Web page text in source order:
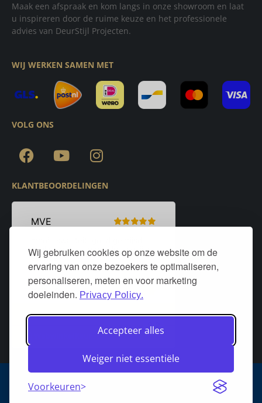
Wij gebruiken cookies op onze website om de
ervaring van onze bezoekers te optimaliseren,
personaliseren, meten en voor marketing
doeleinden. Privacy Policy.
Accepteer alles
Weiger niet essentiële
Voorkeuren
Maak een afspraak en kom langs in onze showroom en laat
u inspireren door de ruime keuze en het professionele
advies van DeurStijl Projecten.
WIJ WERKEN SAMEN MET
VOLG ONS
KLANTBEOORDELINGEN
Algemene voorwaarden Over DeurStijl Projecten